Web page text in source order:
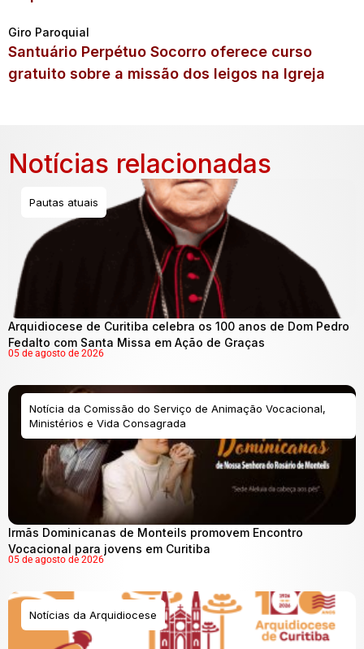
Giro Paroquial
Santuário Perpétuo Socorro oferece curso
gratuito sobre a missão dos leigos na Igreja
Notícias relacionadas
Pautas atuais
Arquidiocese de Curitiba celebra os 100 anos de Dom Pedro
Fedalto com Santa Missa em Ação de Graças
05 de agosto de 2026
Notícia da Comissão do Serviço de Animação Vocacional,
Ministérios e Vida Consagrada
Irmãs Dominicanas de Monteils promovem Encontro
Vocacional para jovens em Curitiba
05 de agosto de 2026
Notícias da Arquidiocese